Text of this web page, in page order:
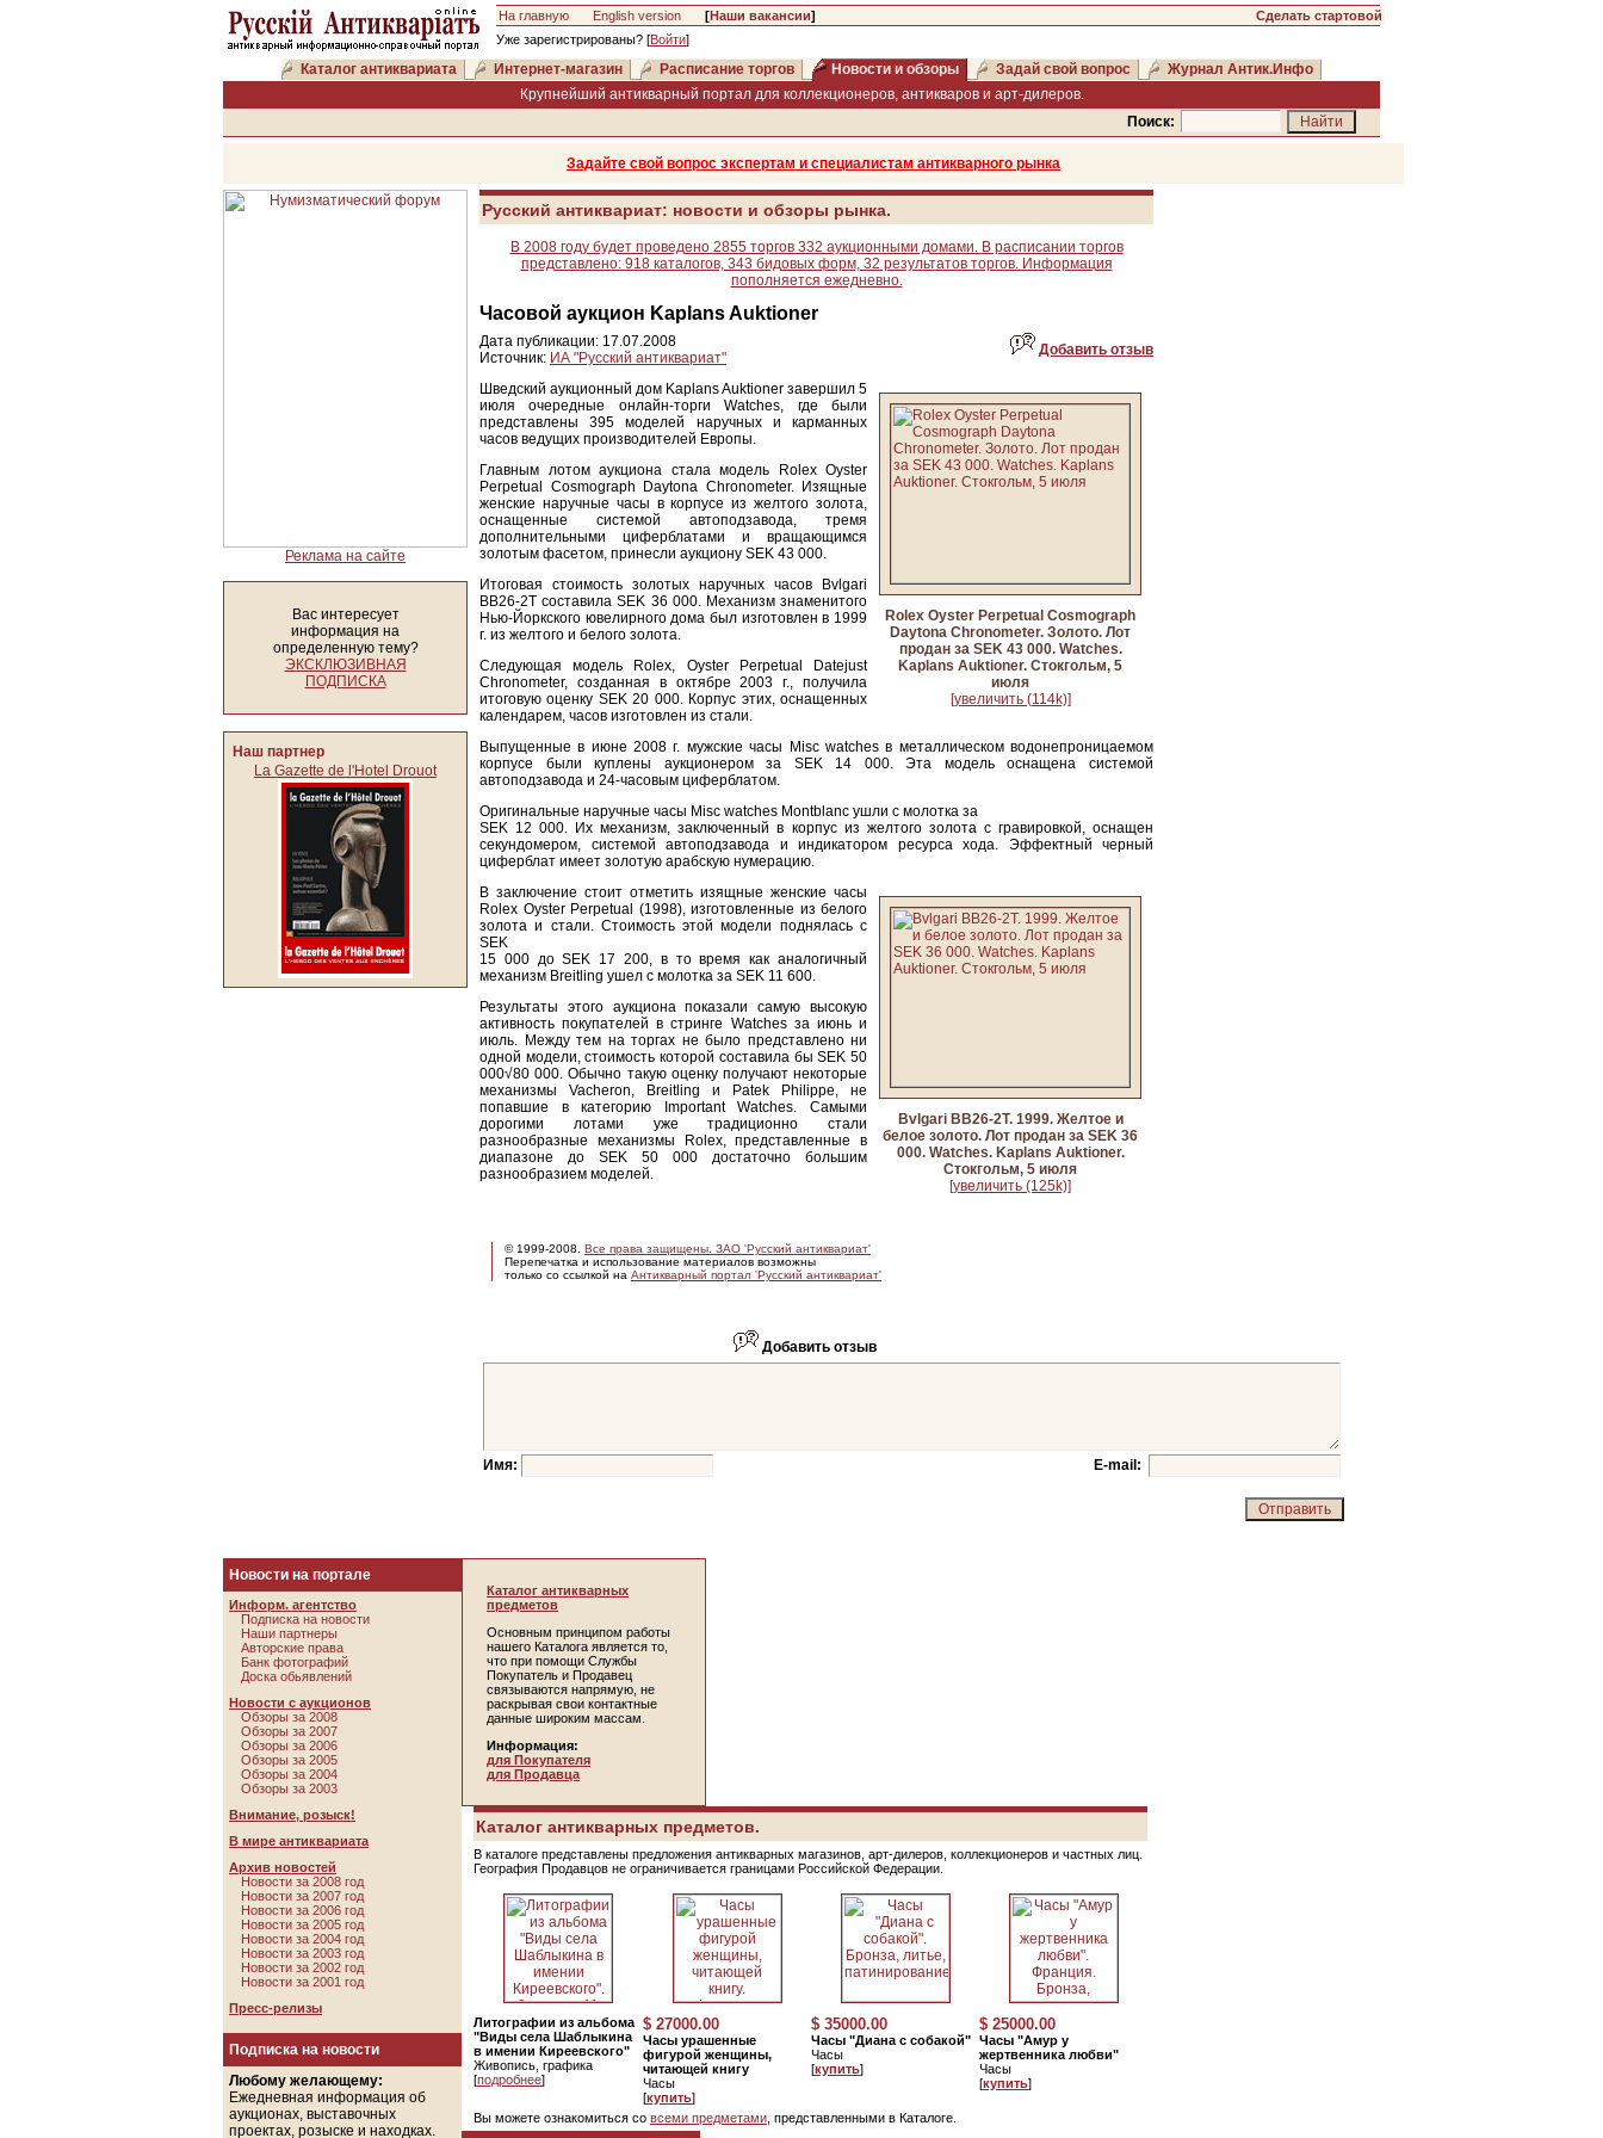
На главную English version [Наши вакансии]
Уже зарегистрированы? [Войти]
Сделать стартовой
Каталог антиквариата Интернет-магазин Расписание торгов Новости и обзоры Задай свой вопрос
Журнал Антик.Инфо
Крупнейший антикварный портал для коллекционеров, антикваров и арт-дилеров.
Поиск:
Задайте свой вопрос экспертам и специалистам антикварного рынка
Реклама на сайте
Вас интересует
информация на
определенную тему?
ЭКСКЛЮЗИВНАЯ
ПОДПИСКА
Наш партнер
La Gazette de l'Hotel Drouot
Русский антиквариат: новости и обзоры рынка.
В 2008 году будет проведено 2855 торгов 332 аукционными домами. В расписании торгов
представлено: 918 каталогов, 343 бидовых форм, 32 результатов торгов. Информация
пополняется ежедневно.
Часовой аукцион Kaplans Auktioner
Дата публикации: 17.07.2008
Источник: ИА "Русский антиквариат" Добавить отзыв
Rolex Oyster Perpetual Cosmograph
Daytona Chronometer. Золото. Лот
продан за SEK 43 000. Watches.
Kaplans Auktioner. Стокгольм, 5
июля
[увеличить (114k)]
Шведский аукционный дом Kaplans Auktioner завершил 5
июля очередные онлайн-торги Watches, где были
представлены 395 моделей наручных и карманных
часов ведущих производителей Европы.
Главным лотом аукциона стала модель Rolex Oyster
Perpetual Cosmograph Daytona Chronometer. Изящные
женские наручные часы в корпусе из желтого золота,
оснащенные системой автоподзавода, тремя
дополнительными циферблатами и вращающимся
золотым фасетом, принесли аукциону SEK 43 000.
Итоговая стоимость золотых наручных часов Bvlgari
BB26-2T составила SEK 36 000. Механизм знаменитого
Нью-Йоркского ювелирного дома был изготовлен в 1999
г. из желтого и белого золота.
Следующая модель Rolex, Oyster Perpetual Datejust
Chronometer, созданная в октябре 2003 г., получила
итоговую оценку SEK 20 000. Корпус этих, оснащенных
календарем, часов изготовлен из стали.
Выпущенные в июне 2008 г. мужские часы Misc watches в металлическом водонепроницаемом
корпусе были куплены аукционером за SEK 14 000. Эта модель оснащена системой
автоподзавода и 24-часовым циферблатом.
Оригинальные наручные часы Misc watches Montblanc ушли с молотка за
SEK 12 000. Их механизм, заключенный в корпус из желтого золота с гравировкой, оснащен
секундомером, системой автоподзавода и индикатором ресурса хода. Эффектный черный
циферблат имеет золотую арабскую нумерацию.
Bvlgari BB26-2T. 1999. Желтое и
белое золото. Лот продан за SEK 36
000. Watches. Kaplans Auktioner.
Стокгольм, 5 июля
[увеличить (125k)]
В заключение стоит отметить изящные женские часы
Rolex Oyster Perpetual (1998), изготовленные из белого
золота и стали. Стоимость этой модели поднялась с
SEK
15 000 до SEK 17 200, в то время как аналогичный
механизм Breitling ушел с молотка за SEK 11 600.
Результаты этого аукциона показали самую высокую
активность покупателей в стринге Watches за июнь и
июль. Между тем на торгах не было представлено ни
одной модели, стоимость которой составила бы SEK 50
000√80 000. Обычно такую оценку получают некоторые
механизмы Vacheron, Breitling и Patek Philippe, не
попавшие в категорию Important Watches. Самыми
дорогими лотами уже традиционно стали
разнообразные механизмы Rolex, представленные в
диапазоне до SEK 50 000 достаточно большим
разнообразием моделей.
© 1999-2008. Все права защищены. ЗАО 'Русский антиквариат'
Перепечатка и использование материалов возможны
только со ссылкой на Антикварный портал 'Русский антиквариат'
Добавить отзыв
Имя: E-mail:
Новости на портале
Информ. агентство
Подписка на новости
Наши партнеры
Авторские права
Банк фотографий
Доска обьявлений
Новости с аукционов
Обзоры за 2008
Обзоры за 2007
Обзоры за 2006
Обзоры за 2005
Обзоры за 2004
Обзоры за 2003
Внимание, розыск!
В мире антиквариата
Архив новостей
Новости за 2008 год
Новости за 2007 год
Новости за 2006 год
Новости за 2005 год
Новости за 2004 год
Новости за 2003 год
Новости за 2002 год
Новости за 2001 год
Пресс-релизы
Подписка на новости
Любому желающему:
Ежедневная информация об
аукционах, выставочных
проектах, розыске и находках.
Каталог антикварных
предметов
Основным принципом работы
нашего Каталога является то,
что при помощи Службы
Покупатель и Продавец
связываются напрямую, не
раскрывая свои контактные
данные широким массам.
Информация:
для Покупателя
для Продавца
Каталог антикварных предметов.
В каталоге представлены предложения антикварных магазинов, арт-дилеров, коллекционеров и частных лиц.
География Продавцов не ограничивается границами Российской Федерации.
Литографии из альбома
"Виды села Шаблыкина
в имении Киреевского"
Живопись, графика
[подробнее]
$ 27000.00
Часы урашенные
фигурой женщины,
читающей книгу
Часы
[купить]
$ 35000.00
Часы "Диана с собакой"
Часы
[купить]
$ 25000.00
Часы "Амур у
жертвенника любви"
Часы
[купить]
Вы можете ознакомиться со всеми предметами , представленными в Каталоге.